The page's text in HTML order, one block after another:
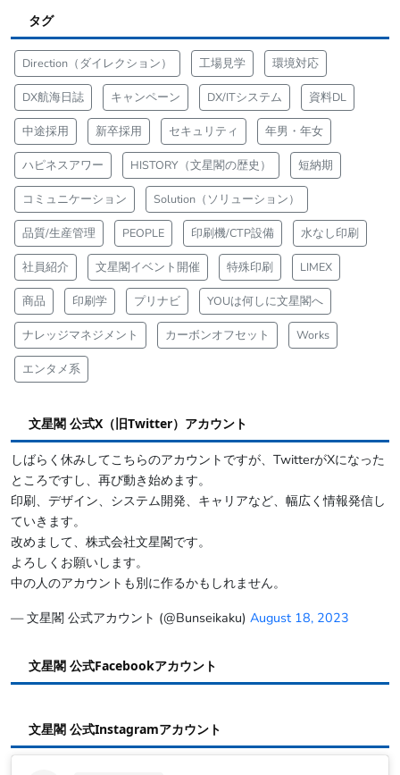
タグ
Direction（ダイレクション） 工場見学 環境対応
DX航海日誌 キャンペーン DX/ITシステム 資料DL
中途採用 新卒採用 セキュリティ 年男・年女
ハピネスアワー HISTORY（文星閣の歴史） 短納期
コミュニケーション Solution（ソリューション）
品質/生産管理 PEOPLE 印刷機/CTP設備 水なし印刷
社員紹介 文星閣イベント開催 特殊印刷 LIMEX
商品 印刷学 プリナビ YOUは何しに文星閣へ
ナレッジマネジメント カーボンオフセット Works
エンタメ系
文星閣 公式X（旧Twitter）アカウント
しばらく休みしてこちらのアカウントですが、TwitterがXになった
ところですし、再び動き始めます。
印刷、デザイン、システム開発、キャリアなど、幅広く情報発信し
ていきます。
改めまして、株式会社文星閣です。
よろしくお願いします。
中の人のアカウントも別に作るかもしれません。
— 文星閣 公式アカウント (@Bunseikaku) August 18, 2023
文星閣 公式Facebookアカウント
文星閣 公式Instagramアカウント